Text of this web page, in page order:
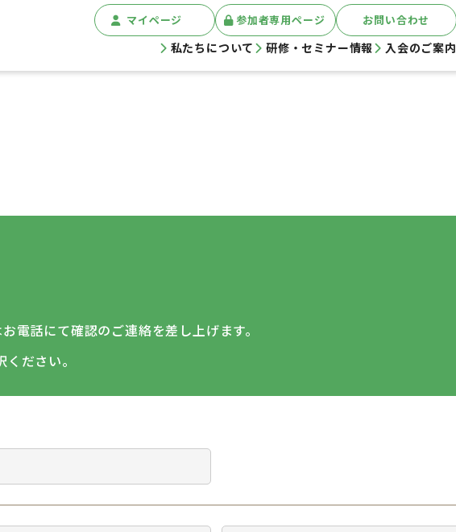
マイページ 参加者専用ページ お問い合わせ
私たちについて 研修・セミナー情報 入会のご案内
電話にて確認のご連絡を差し上げます。
ださい。